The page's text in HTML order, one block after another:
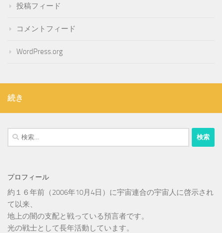
投稿フィード
コメントフィード
WordPress.org
続き
検
索:
プロフィール
約１６年前（2006年10月4日）に宇宙連合の宇宙人に啓示され
て以来、
地上の闇の支配と戦っている預言者です。
光の戦士として長年活動しています。